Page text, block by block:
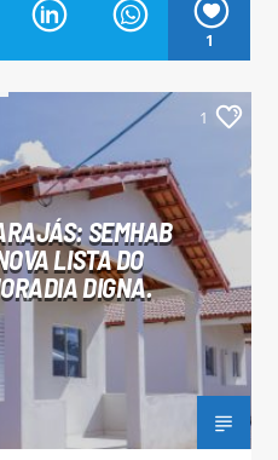
1
1
SEMHAB
LISTA DO
DIGNA.